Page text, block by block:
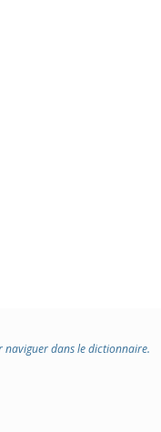
naviguer dans le dictionnaire.